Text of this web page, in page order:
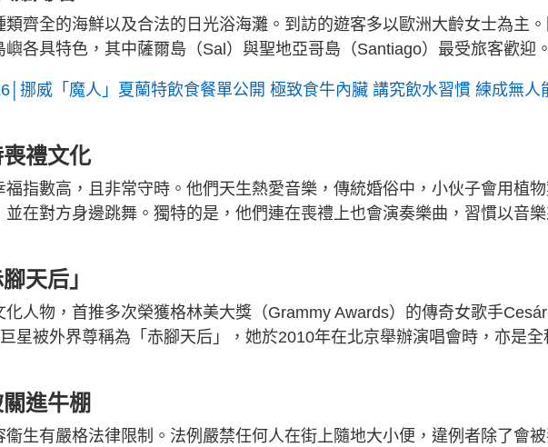
齊全的海鮮以及合法的日光浴海灘。到訪的遊客多以歐洲大齡女士為主
各具特色，其中薩爾島（Sal）與聖地亞哥島（Santiago）最受旅客歡迎。
挪威「魔人」夏蘭特飲食餐單公開 極致食牛內臟 講究飲水習慣 練成無人
禮文化
指數高，且非常守時。他們天生熱愛音樂，傳統婚俗中，小伙子會用植
在對方身邊跳舞。獨特的是，他們連在喪禮上也會演奏樂曲，習慣以音
天后」
人物，首推多次榮獲格林美大獎（Grammy Awards）的傳奇女歌手
星被外界尊稱為「赤腳天后」，她於2010年在北京舉辦演唱會時，亦是全
進牛棚
生有嚴格法律限制。法例嚴禁任何人在街上隨地大小便，違例者除了會被